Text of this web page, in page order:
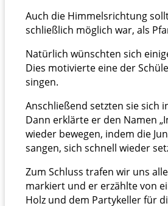
Auch die Himmelsrichtung
schließlich möglich war, als
Natürlich wünschten sich
Dies motivierte eine der
singen.
Anschließend setzten sie sich
Dann erklärte er den Namen
wieder bewegen, indem die
sangen, sich schnell wieder
Zum Schluss trafen wir uns
markiert und er erzählte von
Holz und dem Partykeller für